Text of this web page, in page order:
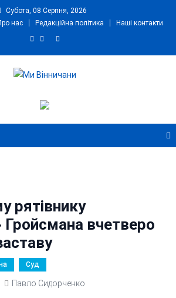
Субота, 08 Серпня, 2026
нас Редакційна політика Наші контакти
рятівнику
Гройсмана вчетверо
Суд
Павло Сидорченко